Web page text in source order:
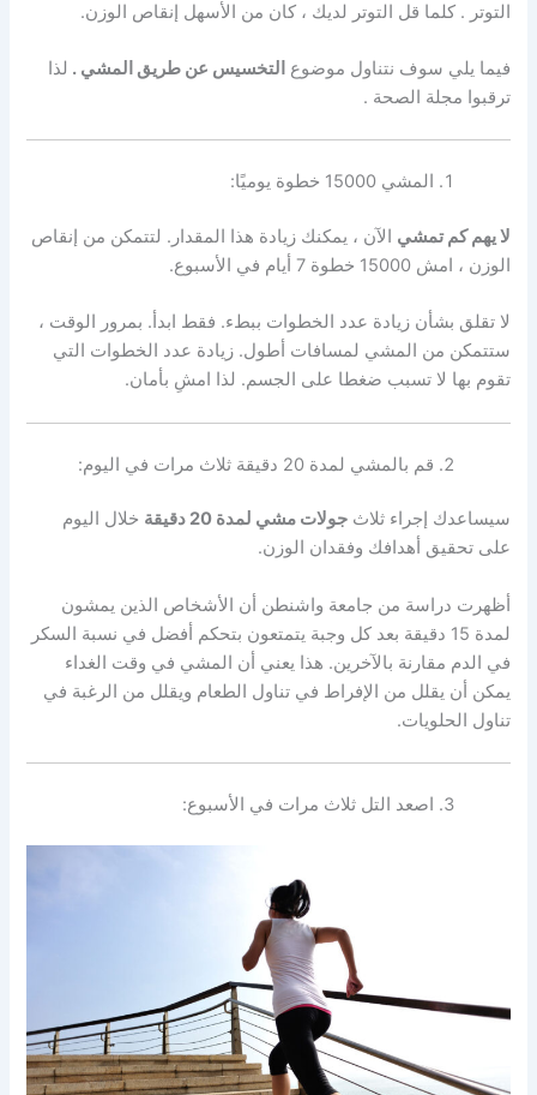
التوتر . كلما قل التوتر لديك ، كان من الأسهل إنقاص الوزن.
فيما يلي سوف نتناول موضوع التخسيس عن طريق المشي . لذا
ترقبوا مجلة الصحة .
المشي 15000 خطوة يوميًا:
لا يهم كم تمشي الآن ، يمكنك زيادة هذا المقدار. لتتمكن من إنقاص
الوزن ، امش 15000 خطوة 7 أيام في الأسبوع.
لا تقلق بشأن زيادة عدد الخطوات ببطء. فقط ابدأ. بمرور الوقت ،
ستتمكن من المشي لمسافات أطول. زيادة عدد الخطوات التي
تقوم بها لا تسبب ضغطا على الجسم. لذا امشِ بأمان.
قم بالمشي لمدة 20 دقيقة ثلاث مرات في اليوم:
سيساعدك إجراء ثلاثجولات مشي لمدة 20 دقيقة
خلال اليوم
على تحقيق أهدافك وفقدان الوزن.
أظهرت دراسة من جامعة واشنطن أن الأشخاص الذين يمشون
لمدة 15 دقيقة بعد كل وجبة يتمتعون بتحكم أفضل في نسبة السكر
في الدم مقارنة بالآخرين. هذا يعني أن المشي في وقت الغداء
يمكن أن يقلل من الإفراط في تناول الطعام ويقلل من الرغبة في
تناول الحلويات.
اصعد التل ثلاث مرات في الأسبوع: